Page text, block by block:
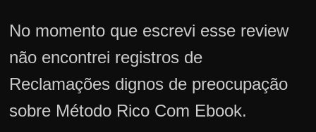
No momento que escrevi esse review
não encontrei registros de
Reclamações dignos de preocupação
sobre Método Rico Com Ebook.